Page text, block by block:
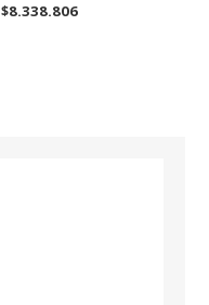
$8.338.806